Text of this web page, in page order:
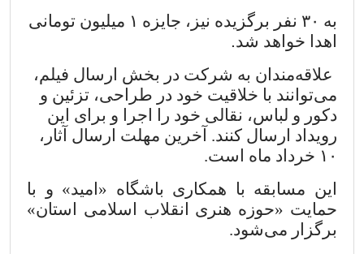
به ۳۰ نفر برگزیده نیز، جایزه ۱ میلیون تومانی
اهدا خواهد شد.
علاقه‌مندان به شرکت در بخش ارسال فیلم،
می‌توانند با خلاقیت خود در طراحی، تزئین و
دکور و لباس، نقالی خود را اجرا و برای این
رویداد ارسال کنند. آخرین مهلت ارسال آثار،
۱۰ خرداد ماه است.
این مسابقه با همکاری باشگاه «امید» و با
حمایت «حوزه هنری انقلاب اسلامی استان»
برگزار می‌شود.